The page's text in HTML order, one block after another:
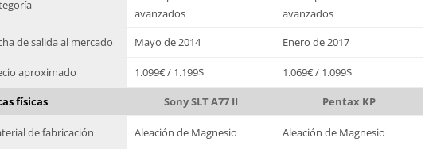
avanzados
avanzados
de salida al mercado Mayo de 2014 Enero de 2017
aproximado 1.099€ / 1.199$ 1.069€ / 1.099$
físicas Sony SLT A77 II Pentax KP
de fabricación Aleación de Magnesio Aleación de Magnesio